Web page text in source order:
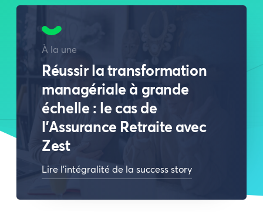
À la une
Réussir la transformation
managériale à grande
échelle : le cas de
l’Assurance Retraite avec
Zest
Lire l'intégralité de la success story